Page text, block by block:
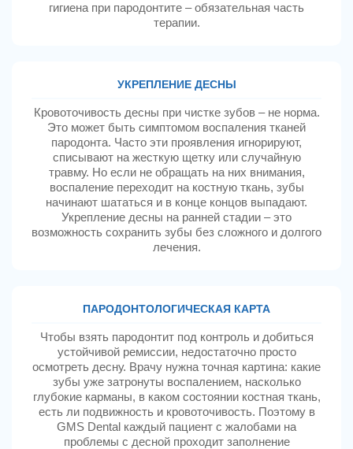
гигиена при пародонтите – обязательная часть
терапии.
УКРЕПЛЕНИЕ ДЕСНЫ
Кровоточивость десны при чистке зубов – не норма.
Это может быть симптомом воспаления тканей
пародонта. Часто эти проявления игнорируют,
списывают на жесткую щетку или случайную
травму. Но если не обращать на них внимания,
воспаление переходит на костную ткань, зубы
начинают шататься и в конце концов выпадают.
Укрепление десны на ранней стадии – это
возможность сохранить зубы без сложного и долгого
лечения.
ПАРОДОНТОЛОГИЧЕСКАЯ КАРТА
Чтобы взять пародонтит под контроль и добиться
устойчивой ремиссии, недостаточно просто
осмотреть десну. Врачу нужна точная картина: какие
зубы уже затронуты воспалением, насколько
глубокие карманы, в каком состоянии костная ткань,
есть ли подвижность и кровоточивость. Поэтому в
GMS Dental каждый пациент с жалобами на
проблемы с десной проходит заполнение